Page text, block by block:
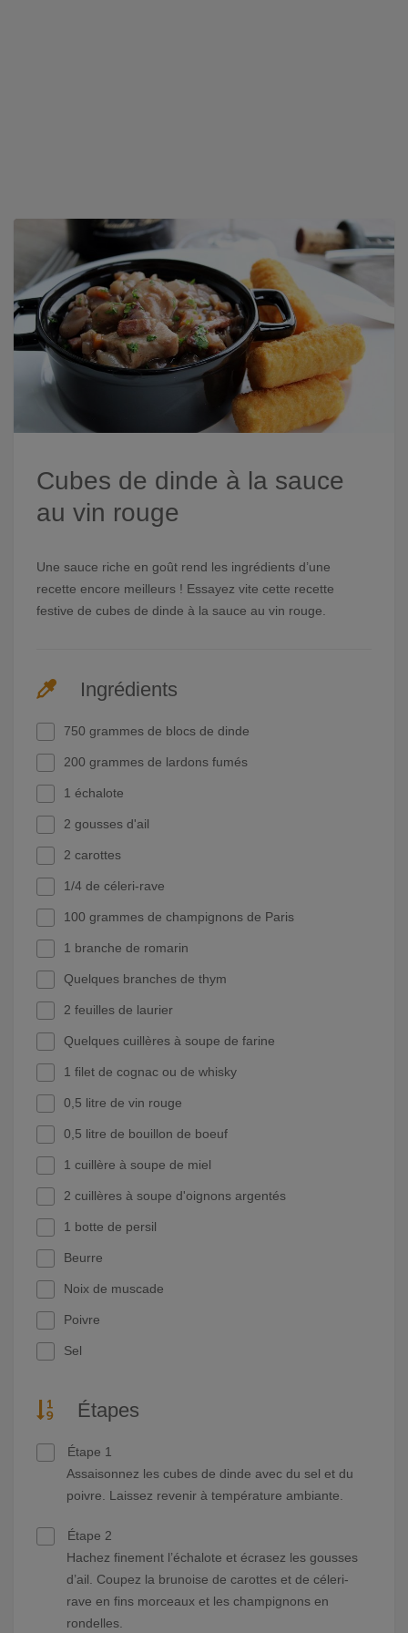
Cubes de dinde à la sauce
au vin rouge
Une sauce riche en goût rend les ingrédients d’une
recette encore meilleurs ! Essayez vite cette recette
festive de cubes de dinde à la sauce au vin rouge.
Ingrédients
750 grammes de blocs de dinde
200 grammes de lardons fumés
1 échalote
2 gousses d'ail
2 carottes
1/4 de céleri-rave
100 grammes de champignons de Paris
1 branche de romarin
Quelques branches de thym
2 feuilles de laurier
Quelques cuillères à soupe de farine
1 filet de cognac ou de whisky
0,5 litre de vin rouge
0,5 litre de bouillon de boeuf
1 cuillère à soupe de miel
2 cuillères à soupe d'oignons argentés
1 botte de persil
Beurre
Noix de muscade
Poivre
Sel
Étapes
Étape 1
Assaisonnez les cubes de dinde avec du sel et du
poivre. Laissez revenir à température ambiante.
Étape 2
Hachez finement l’échalote et écrasez les gousses
d’ail. Coupez la brunoise de carottes et de céleri-
rave en fins morceaux et les champignons en
rondelles.